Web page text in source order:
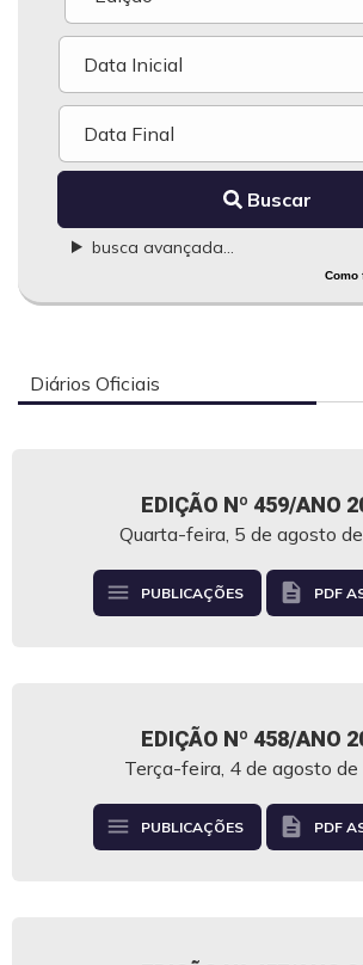
Como
Buscar
busca avançada...
Diários Oficiais
EDIÇÃO Nº 459/ANO
Quarta-feira, 5 de agosto
menu PUBLICAÇÕES description PDF
EDIÇÃO Nº 458/ANO
Terça-feira, 4 de agosto
menu PUBLICAÇÕES description PDF